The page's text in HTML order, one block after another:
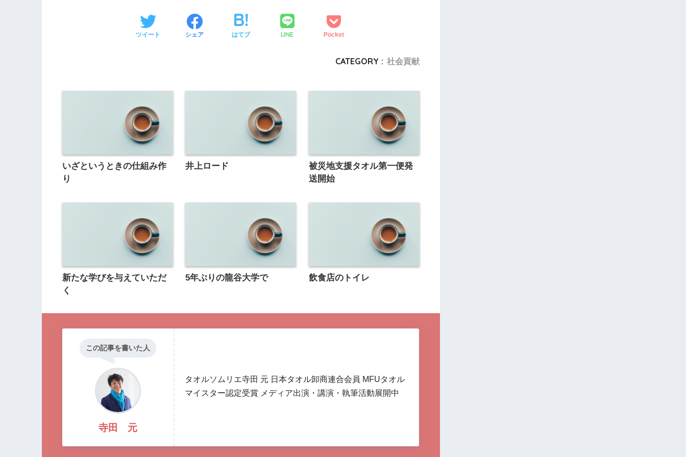
ツイート シェア はてブ LINE Pocket
CATEGORY : 社会貢献
いざというときの仕組み作
り
井上ロード
被災地支援タオル第一便発
送開始
新たな学びを与えていただ
く
5年ぶりの龍谷大学で 飲食店のトイレ
この記事を書いた人
寺田 元
タオルソムリエ寺田 元 日本タオル卸商連合会員 MFUタオル
マイスター認定受賞 メディア出演・講演・執筆活動展開中